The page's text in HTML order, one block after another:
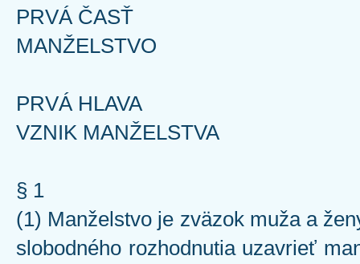
PRVÁ ČASŤ
MANŽELSTVO
PRVÁ HLAVA
VZNIK MANŽELSTVA
§ 1
(1) Manželstvo je zväzok muža a
slobodného rozhodnutia uzavrieť